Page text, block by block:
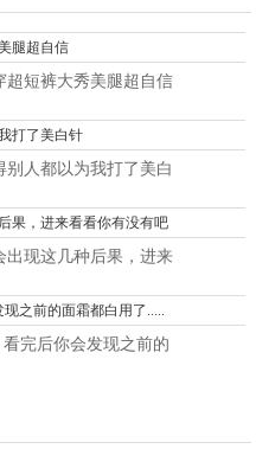
超短裤大秀美腿超自信
人都以为我打了美白
出现这几种后果，进来
完后你会发现之前的